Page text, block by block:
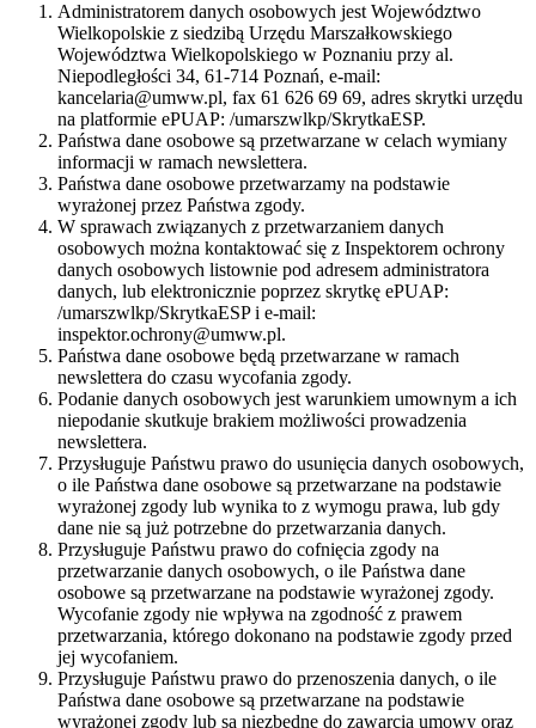
Administratorem danych osobowych jest Województwo
Wielkopolskie z siedzibą Urzędu Marszałkowskiego
Województwa Wielkopolskiego w Poznaniu przy al.
Niepodległości 34, 61-714 Poznań, e-mail:
kancelaria@umww.pl, fax 61 626 69 69, adres skrytki urzędu
na platformie ePUAP: /umarszwlkp/SkrytkaESP.
Państwa dane osobowe są przetwarzane w celach wymiany
informacji w ramach newslettera.
Państwa dane osobowe przetwarzamy na podstawie
wyrażonej przez Państwa zgody.
W sprawach związanych z przetwarzaniem danych
osobowych można kontaktować się z Inspektorem ochrony
danych osobowych listownie pod adresem administratora
danych, lub elektronicznie poprzez skrytkę ePUAP:
/umarszwlkp/SkrytkaESP i e-mail:
inspektor.ochrony@umww.pl.
Państwa dane osobowe będą przetwarzane w ramach
newslettera do czasu wycofania zgody.
Podanie danych osobowych jest warunkiem umownym a ich
niepodanie skutkuje brakiem możliwości prowadzenia
newslettera.
Przysługuje Państwu prawo do usunięcia danych osobowych,
o ile Państwa dane osobowe są przetwarzane na podstawie
wyrażonej zgody lub wynika to z wymogu prawa, lub gdy
dane nie są już potrzebne do przetwarzania danych.
Przysługuje Państwu prawo do cofnięcia zgody na
przetwarzanie danych osobowych, o ile Państwa dane
osobowe są przetwarzane na podstawie wyrażonej zgody.
Wycofanie zgody nie wpływa na zgodność z prawem
przetwarzania, którego dokonano na podstawie zgody przed
jej wycofaniem.
Przysługuje Państwu prawo do przenoszenia danych, o ile
Państwa dane osobowe są przetwarzane na podstawie
wyrażonej zgody lub są niezbędne do zawarcia umowy oraz